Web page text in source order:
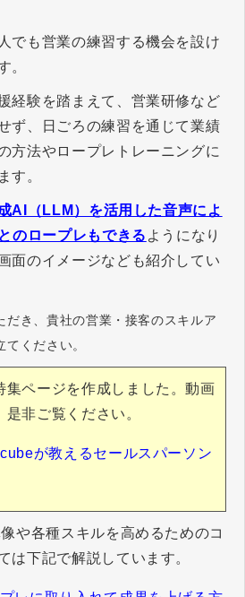
でも営業の練習する機会を設け
。
経験を踏まえて、営業研修など
ず、日ごろの練習を通じて業績
方法やロープレトレーニングに
す。
AI（LLM）を活用した音声によ
のロープレもできる ようになり
面のイメージなども紹介してい
だき、貴社の営業・接客のスキルア
ください。
ページを作成しました。動画
非ご覧ください。
が教えるセールスパーソン
や各種スキルを高めるためのコ
は下記で解説しています。